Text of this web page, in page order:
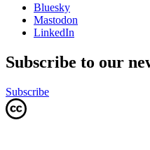
Bluesky
Mastodon
LinkedIn
Subscribe to our
Subscribe